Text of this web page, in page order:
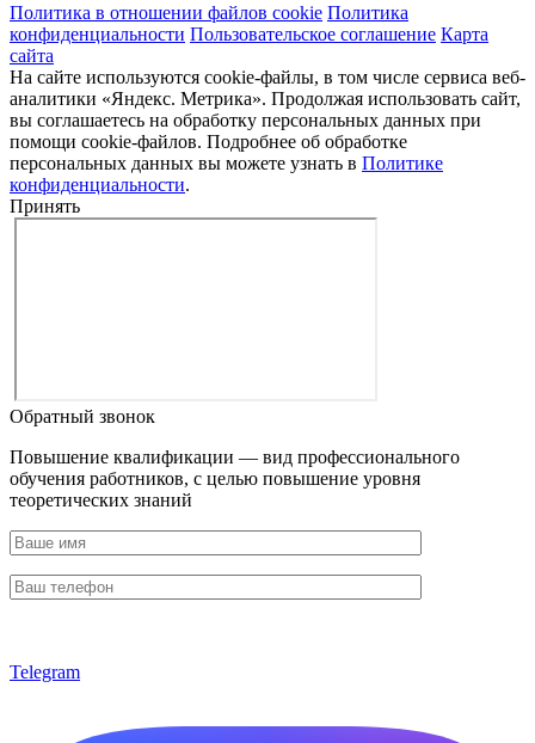
Политика в отношении файлов cookie Политика
конфиденциальности Пользовательское соглашение Карта
сайта
На сайте используются cookie-файлы, в том числе сервиса веб-
аналитики «Яндекс. Метрика». Продолжая использовать сайт,
вы соглашаетесь на обработку персональных данных при
помощи cookie-файлов. Подробнее об обработке
персональных данных вы можете узнать в Политике
конфиденциальности.
Принять
Обратный звонок
Повышение квалификации — вид профессионального
обучения работников, с целью повышение уровня
теоретических знаний
Telegram